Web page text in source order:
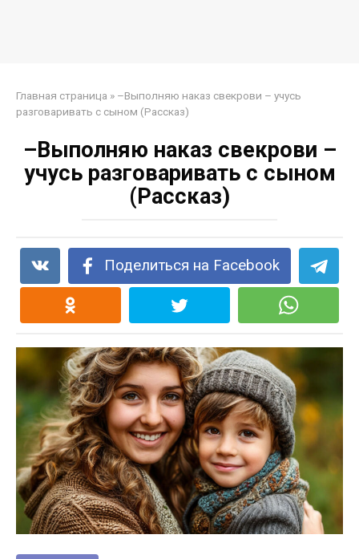
Главная страница » –Выполняю наказ свекрови – учусь
разговаривать с сыном (Рассказ)
–Выполняю наказ свекрови –
учусь разговаривать с сыном
(Рассказ)
Поделиться на Facebook